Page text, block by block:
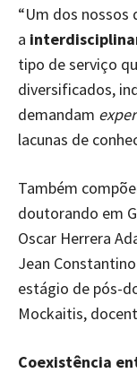
“Um dos
a
tipo de serviço
diversificados,
demandam
lacunas de
Também
doutorando em
Oscar Herrera
Jean
estágio de pós-
Mockaitis,
Coexistência